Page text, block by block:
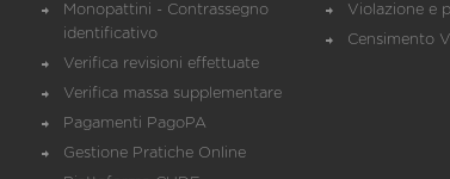
Monopattini - Contrassegno
identificativo
Verifica revisioni effettuate
Verifica massa supplementare
Pagamenti PagoPA
Gestione Pratiche Online
Violazione e
Censimento